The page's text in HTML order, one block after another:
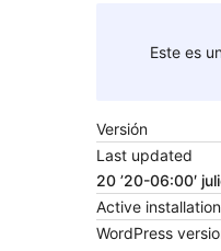
Este es
Versión
Last updated
20 ’20-06:00′
Active
WordPress